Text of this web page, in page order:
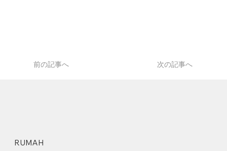
前の記事へ 次の記事へ
RUMAH